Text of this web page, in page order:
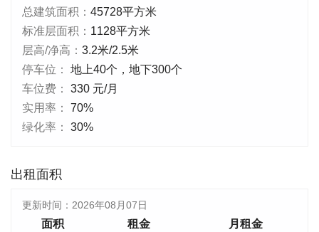
总建筑面积： 45728平方米
标准层面积： 1128平方米
层高/净高： 3.2米/2.5米
停车位：
地上40个，地下300个
车位费：
330 元/月
实用率：
70%
绿化率：
30%
出租面积
更新时间： 2026年08月07日
面积 租金 月租金